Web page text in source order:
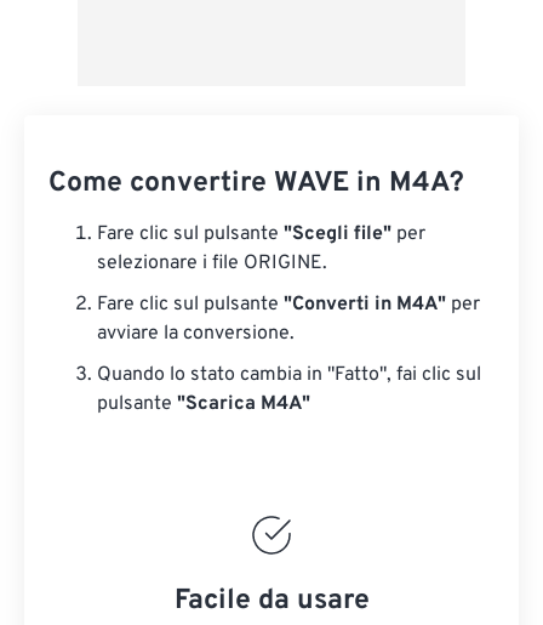
Come convertire WAVE in M4A?
Fare clic sul pulsante "Scegli file" per
selezionare i file ORIGINE.
Fare clic sul pulsante "Converti in M4A" per
avviare la conversione.
Quando lo stato cambia in "Fatto", fai clic sul
pulsante "Scarica M4A"
Facile da usare